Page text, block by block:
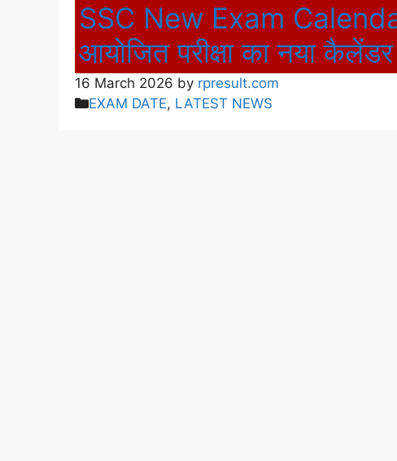
SSC New Exam
आयोजित परीक्षा का नया
16 March 2026 by rpresult.com
Categories
EXAM DATE, LATEST NEWS